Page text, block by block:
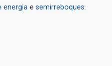
energia e semirreboques.